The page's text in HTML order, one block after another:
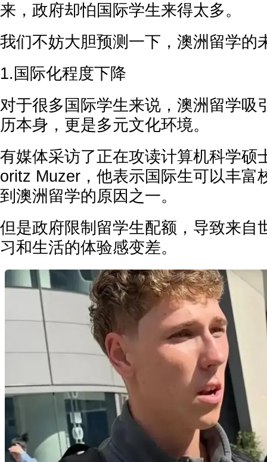
来，政府却怕国际学生来得太多。
我们不妨大胆预测一下，澳洲留学的
1.国际化程度下降
对于很多国际学生来说，澳洲留学吸
历本身，更是多元文化环境。
有媒体采访了正在攻读计算机科学硕
oritz Muzer，他表示国际生可以丰富
到澳洲留学的原因之一。
但是政府限制留学生配额，导致来自
习和生活的体验感变差。